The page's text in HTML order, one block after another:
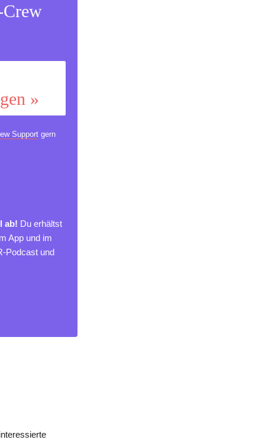
»
Supportgern
ab! Du erhältst
App und im
Podcast und